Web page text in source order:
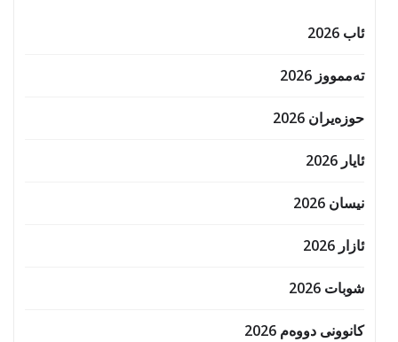
ئاب 2026
تەممووز 2026
حوزه‌یران 2026
ئایار 2026
نیسان 2026
ئازار 2026
شوبات 2026
کانوونی دووەم 2026